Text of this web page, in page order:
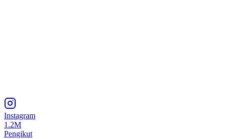
Instagram
1.2M
Pengikut